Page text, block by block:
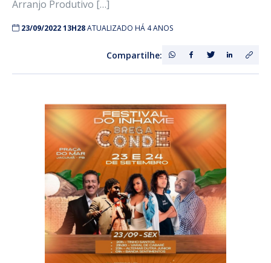
Arranjo Produtivo […]
23/09/2022 13H28ATUALIZADO HÁ 4 ANOS
Compartilhe: